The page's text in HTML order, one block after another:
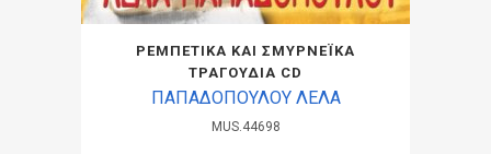
ΡΕΜΠΕΤΙΚΑ ΚΑΙ ΣΜΥΡΝΕΪΚΑ
ΤΡΑΓΟΥΔΙΑ CD
ΠΑΠΑΔΟΠΟΥΛΟΥ ΛΕΛΑ
MUS.44698